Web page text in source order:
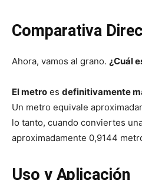
Comparativa
Ahora, vamos al grano. ¿Cuál
El metro es definitivamente
Un metro equivale
lo tanto, cuando conviertes
aproximadamente 0,9144
Uso y Aplicación